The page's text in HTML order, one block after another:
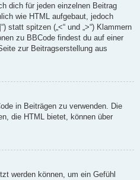
dich für jeden einzelnen Beitrag
wie HTML aufgebaut, jedoch
statt spitzen („<“ und „>“) Klammern
zu BBCode findest du auf einer
zur Beitragserstellung aus
in Beiträgen zu verwenden. Die
die HTML bietet, können über
werden können, um ein Gefühl